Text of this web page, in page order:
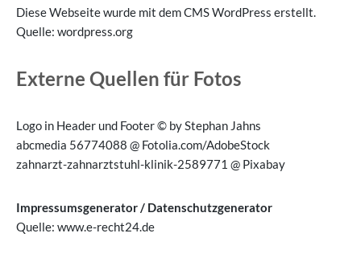
Diese Webseite wurde mit dem CMS WordPress erstellt.
Quelle: wordpress.org
Externe Quellen für Fotos
Logo in Header und Footer © by Stephan Jahns
abcmedia 56774088 @ Fotolia.com/AdobeStock
zahnarzt-zahnarztstuhl-klinik-2589771 @ Pixabay
Impressumsgenerator / Datenschutzgenerator
Quelle: www.e-recht24.de